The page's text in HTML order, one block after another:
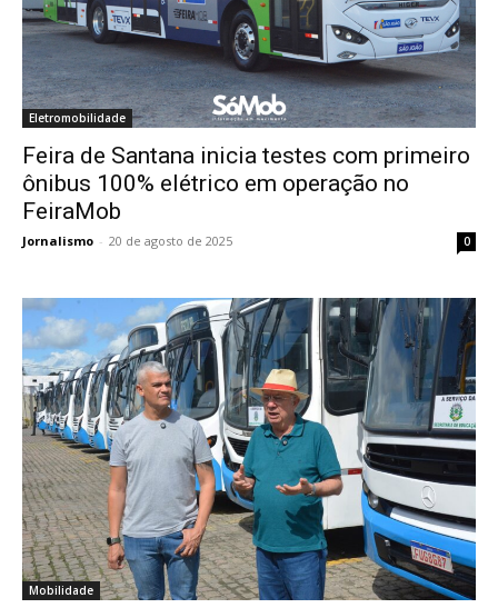
Eletromobilidade
Feira de Santana inicia testes com primeiro
ônibus 100% elétrico em operação no
FeiraMob
Jornalismo - 20 de agosto de 2025 0
Mobilidade